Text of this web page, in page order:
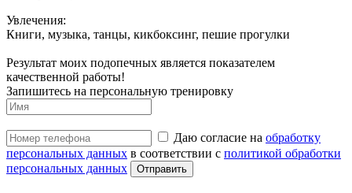
Увлечения:
Книги, музыка, танцы, кикбоксинг, пешие прогулки
Результат моих подопечных является показателем
качественной работы!
Запишитесь на персональную тренировку
Даю согласие на обработку
персональных данных в соответствии с политикой обработки
персональных данных